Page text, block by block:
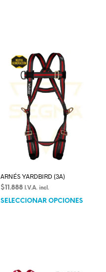
ARNÉS YARDBIRD (3A)
$11.888 I.V.A. incl.
SELECCIONAR OPCIONES